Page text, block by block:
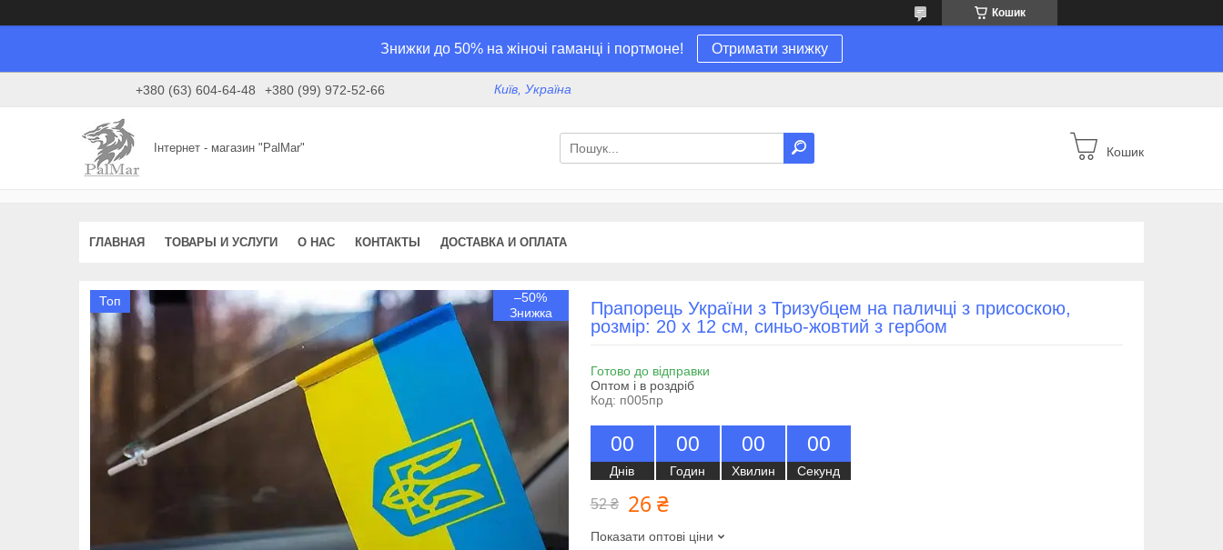
Кошик
Знижки до 50% на жіночі гаманці і портмоне! Отримати знижку
+380 (63) 604-64-48 +380 (99) 972-52-66 Київ, Україна
Інтернет - магазин "PalMar" Кошик
ГЛАВНАЯ ТОВАРЫ И УСЛУГИ О НАС КОНТАКТЫ ДОСТАВКА И ОПЛАТА
Топ –50%
Прапорець України з Тризубцем на паличці з присоскою,
розмір: 20 х 12 см, синьо-жовтий з гербом
Готово до відправки
Оптом і в роздріб
Код: п005пр
00
Днів
00
Годин
00
Хвилин
00
Секунд
52 ₴ 26 ₴
Показати оптові ціни